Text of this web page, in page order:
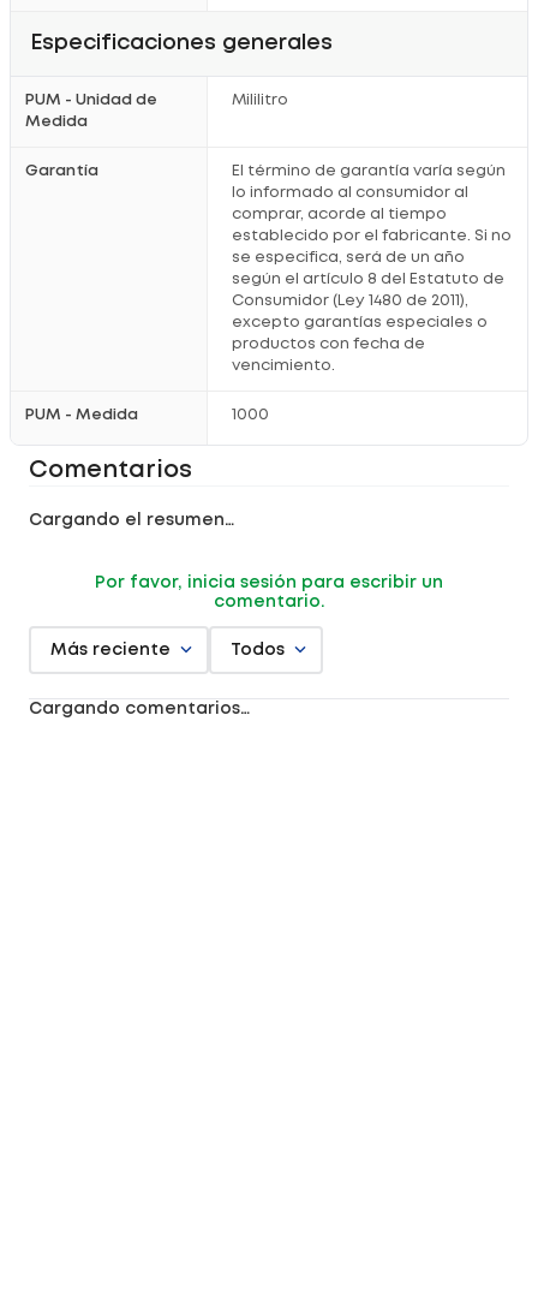
Especificaciones generales
PUM - Unidad de
Medida
Mililitro
Garantía
El término de garantía varía según
lo informado al consumidor al
comprar, acorde al tiempo
establecido por el fabricante. Si no
se especifica, será de un año
según el artículo 8 del Estatuto de
Consumidor (Ley 1480 de 2011),
excepto garantías especiales o
productos con fecha de
vencimiento.
PUM - Medida 1000
Comentarios
Cargando el resumen…
Por favor, inicia sesión para escribir un
comentario.
Más reciente Todos
Cargando comentarios…